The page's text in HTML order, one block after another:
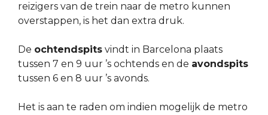
reizigers van de trein naar de metro kunnen
overstappen, is het dan extra druk.
De ochtendspits vindt in Barcelona plaats
tussen 7 en 9 uur ’s ochtends en de avondspits
tussen 6 en 8 uur ’s avonds.
Het is aan te raden om indien mogelijk de metro